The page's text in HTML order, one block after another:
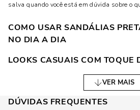
salva quando você está em dúvida sobre o
COMO USAR SANDÁLIAS
NO DIA A DIA
LOOKS CASUAIS COM TOQUE
Engana-se quem pensa que salto fino é só
sim, para usar no dia a dia com muito estilo.
skinny ou mom jeans e uma camiseta
e pronto: um look casual chic que funciona
VER MAIS
DÚVIDAS FREQUENTES